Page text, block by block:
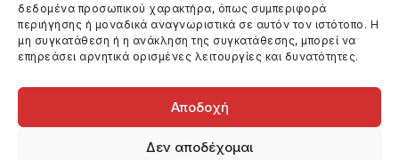
δεδομένα προσωπικού χαρακτήρα, όπως συμπεριφορά
περιήγησης ή μοναδικά αναγνωριστικά σε αυτόν τον ιστότοπο. Η
μη συγκατάθεση ή η ανάκληση της συγκατάθεσης, μπορεί να
επηρεάσει αρνητικά ορισμένες λειτουργίες και δυνατότητες.
Αποδοχή
Δεν αποδέχομαι
Στοιχεία Επικοινωνίας
Καλεσέ μας
(+30) 6974123481
Στείλε μας email
info@filmandtheater.gr